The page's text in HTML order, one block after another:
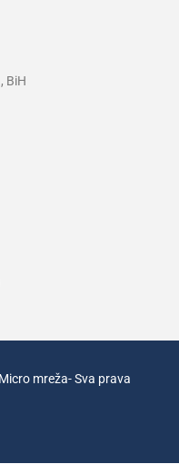
BiH
mreža- Sva prava